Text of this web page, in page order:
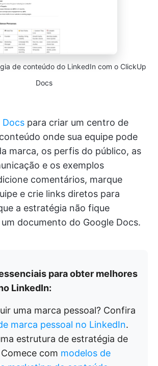
de conteúdo do LinkedIn com o ClickUp
Docs
Docs para criar um centro de
onde sua equipe pode
marca, os perfis do público, as
e os exemplos
comentários, marque
e crie links diretos para
a estratégia não fique
documento do Google Docs.
para obter melhores
LinkedIn:
uma marca pessoal? Confira
marca pessoal no LinkedIn.
estrutura de estratégia de
com modelos de